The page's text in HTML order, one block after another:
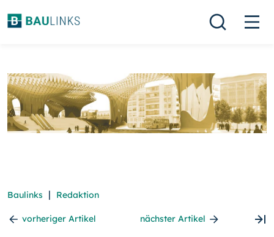
Baulinks | Redaktion
vorheriger Artikel nächster Artikel